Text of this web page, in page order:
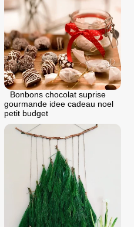
Bonbons chocolat suprise
gourmande idee cadeau noel
petit budget